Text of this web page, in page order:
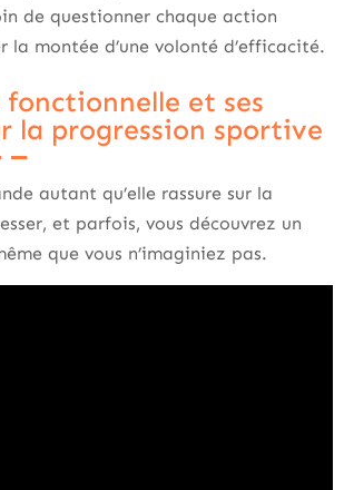
de questionner chaque action
la montée d’une volonté d’efficacité.
et ses
la progression sportive
autant qu’elle rassure sur la
et parfois, vous découvrez un
que vous n’imaginiez pas.